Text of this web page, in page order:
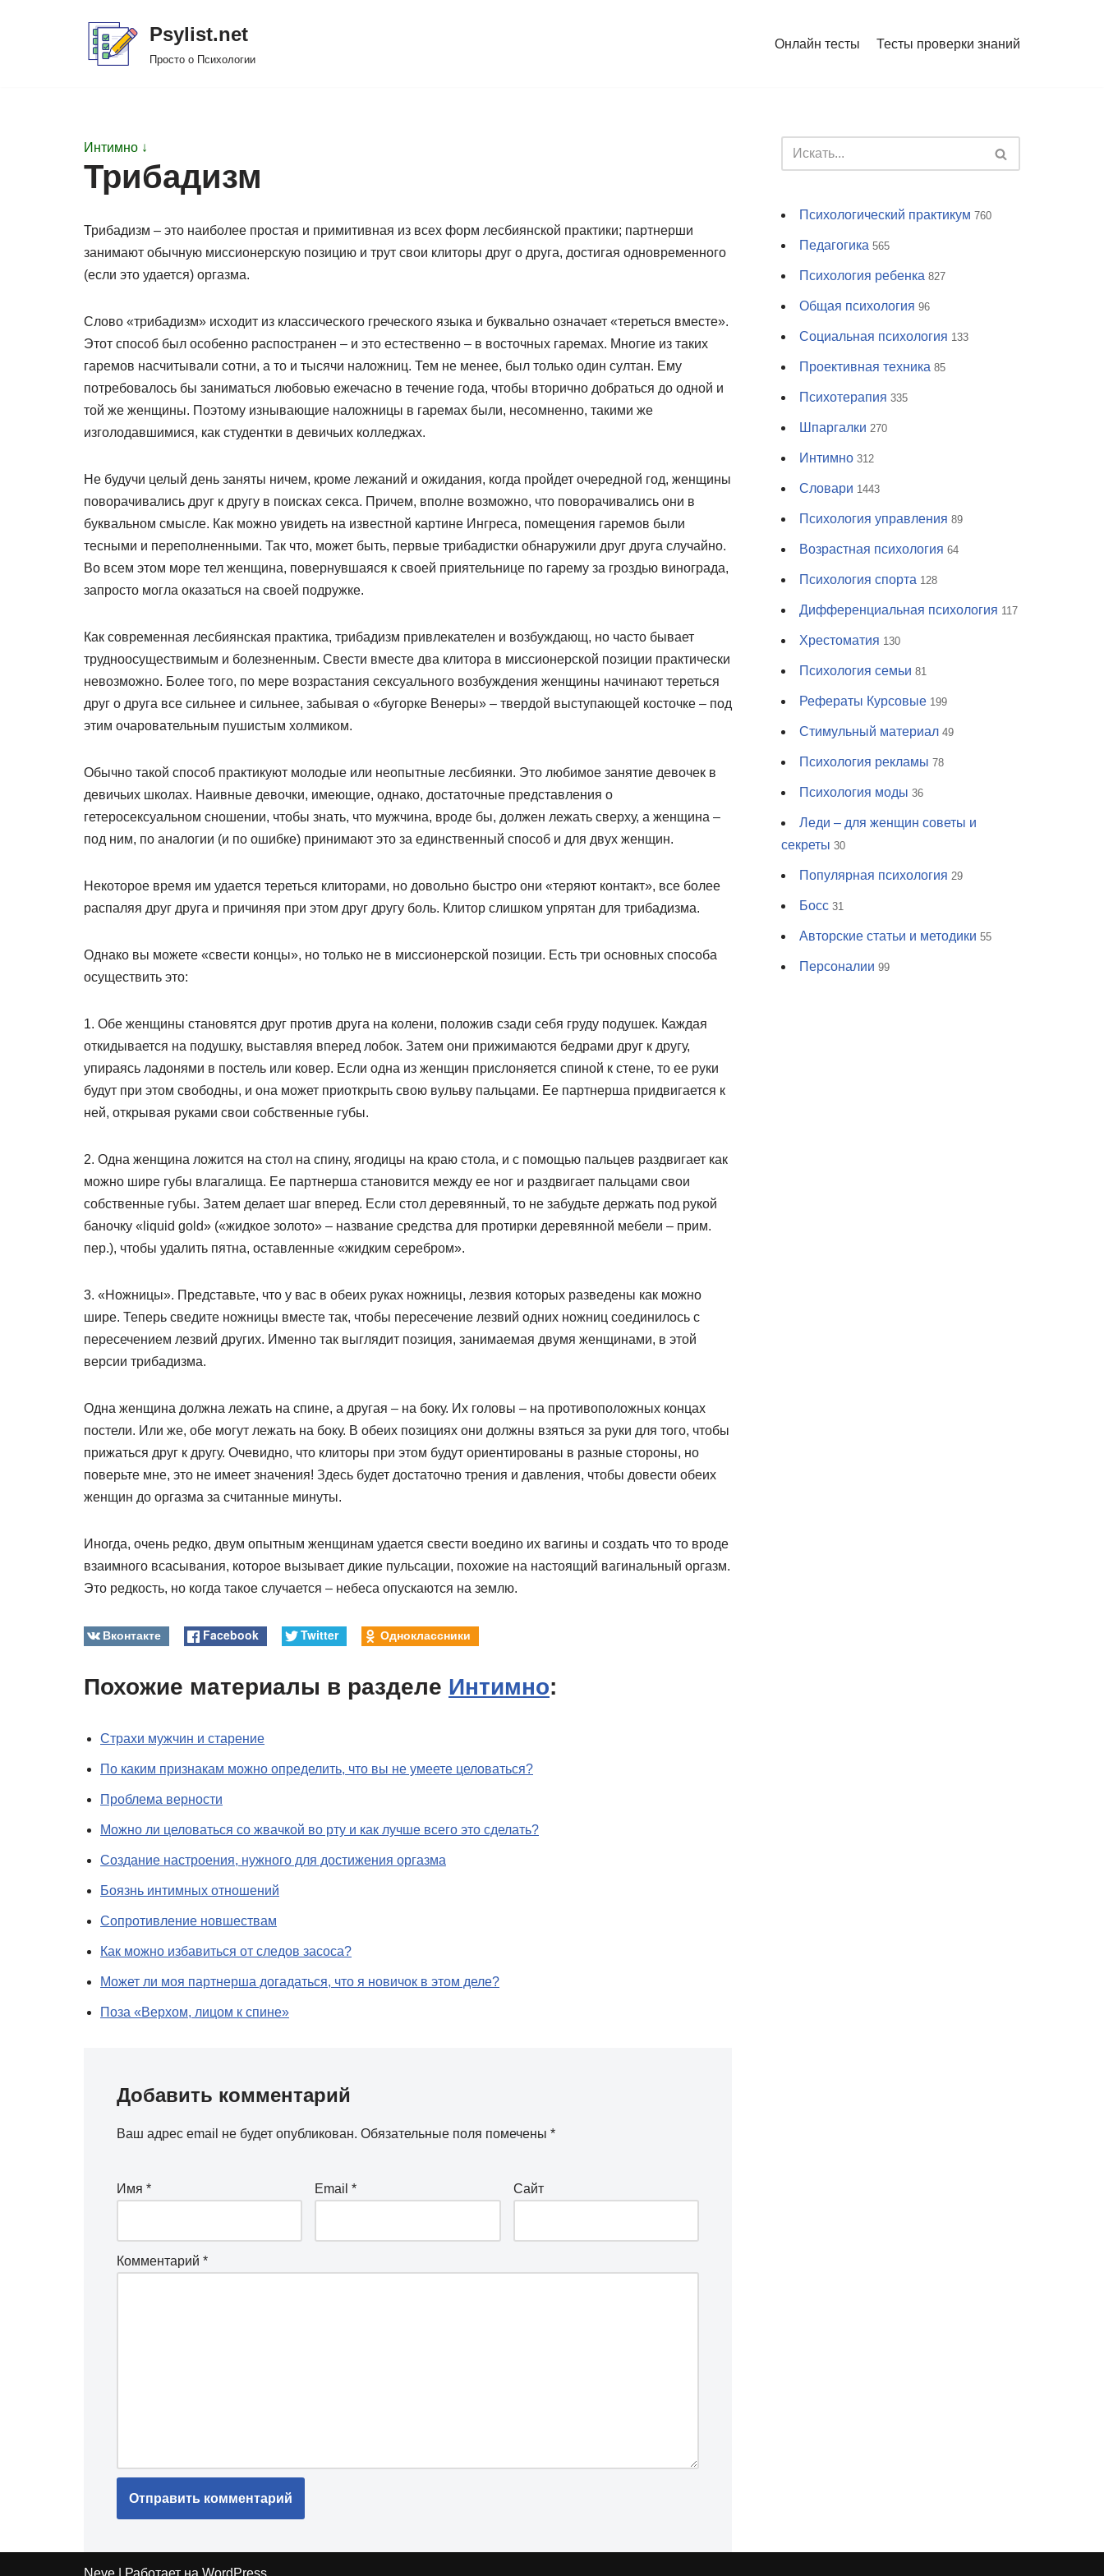
Psylist.net
Просто о Психологии
Онлайн тесты Тесты проверки знаний
Интимно ↓
Трибадизм
Трибадизм – это наиболее простая и примитивная из всех форм лесбиянской практики; партнерши
занимают обычную миссионерскую позицию и трут свои клиторы друг о друга, достигая одновременного
(если это удается) оргазма.
Слово «трибадизм» исходит из классического греческого языка и буквально означает «тереться вместе».
Этот способ был особенно распостранен – и это естественно – в восточных гаремах. Многие из таких
гаремов насчитывали сотни, а то и тысячи наложниц. Тем не менее, был только один султан. Ему
потребовалось бы заниматься любовью ежечасно в течение года, чтобы вторично добраться до одной и
той же женщины. Поэтому изнывающие наложницы в гаремах были, несомненно, такими же
изголодавшимися, как студентки в девичьих колледжах.
Не будучи целый день заняты ничем, кроме лежаний и ожидания, когда пройдет очередной год, женщины
поворачивались друг к другу в поисках секса. Причем, вполне возможно, что поворачивались они в
буквальном смысле. Как можно увидеть на известной картине Ингреса, помещения гаремов были
тесными и переполненными. Так что, может быть, первые трибадистки обнаружили друг друга случайно.
Во всем этом море тел женщина, повернувшаяся к своей приятельнице по гарему за гроздью винограда,
запросто могла оказаться на своей подружке.
Как современная лесбиянская практика, трибадизм привлекателен и возбуждающ, но часто бывает
трудноосуществимым и болезненным. Свести вместе два клитора в миссионерской позиции практически
невозможно. Более того, по мере возрастания сексуального возбуждения женщины начинают тереться
друг о друга все сильнее и сильнее, забывая о «бугорке Венеры» – твердой выступающей косточке – под
этим очаровательным пушистым холмиком.
Обычно такой способ практикуют молодые или неопытные лесбиянки. Это любимое занятие девочек в
девичьих школах. Наивные девочки, имеющие, однако, достаточные представления о
гетеросексуальном сношении, чтобы знать, что мужчина, вроде бы, должен лежать сверху, а женщина –
под ним, по аналогии (и по ошибке) принимают это за единственный способ и для двух женщин.
Некоторое время им удается тереться клиторами, но довольно быстро они «теряют контакт», все более
распаляя друг друга и причиняя при этом друг другу боль. Клитор слишком упрятан для трибадизма.
Однако вы можете «свести концы», но только не в миссионерской позиции. Есть три основных способа
осуществить это:
1. Обе женщины становятся друг против друга на колени, положив сзади себя груду подушек. Каждая
откидывается на подушку, выставляя вперед лобок. Затем они прижимаются бедрами друг к другу,
упираясь ладонями в постель или ковер. Если одна из женщин прислоняется спиной к стене, то ее руки
будут при этом свободны, и она может приоткрыть свою вульву пальцами. Ее партнерша придвигается к
ней, открывая руками свои собственные губы.
2. Одна женщина ложится на стол на спину, ягодицы на краю стола, и с помощью пальцев раздвигает как
можно шире губы влагалища. Ее партнерша становится между ее ног и раздвигает пальцами свои
собственные губы. Затем делает шаг вперед. Если стол деревянный, то не забудьте держать под рукой
баночку «liquid gold» («жидкое золото» – название средства для протирки деревянной мебели – прим.
пер.), чтобы удалить пятна, оставленные «жидким серебром».
3. «Ножницы». Представьте, что у вас в обеих руках ножницы, лезвия которых разведены как можно
шире. Теперь сведите ножницы вместе так, чтобы пересечение лезвий одних ножниц соединилось с
пересечением лезвий других. Именно так выглядит позиция, занимаемая двумя женщинами, в этой
версии трибадизма.
Одна женщина должна лежать на спине, а другая – на боку. Их головы – на противоположных концах
постели. Или же, обе могут лежать на боку. В обеих позициях они должны взяться за руки для того, чтобы
прижаться друг к другу. Очевидно, что клиторы при этом будут ориентированы в разные стороны, но
поверьте мне, это не имеет значения! Здесь будет достаточно трения и давления, чтобы довести обеих
женщин до оргазма за считанные минуты.
Иногда, очень редко, двум опытным женщинам удается свести воедино их вагины и создать что то вроде
взаимного всасывания, которое вызывает дикие пульсации, похожие на настоящий вагинальный оргазм.
Это редкость, но когда такое случается – небеса опускаются на землю.
Вконтакте Facebook Twitter Одноклассники
Похожие материалы в разделе Интимно:
Страхи мужчин и старение
По каким признакам можно определить, что вы не умеете целоваться?
Проблема верности
Можно ли целоваться со жвачкой во рту и как лучше всего это сделать?
Создание настроения, нужного для достижения оргазма
Боязнь интимных отношений
Сопротивление новшествам
Как можно избавиться от следов засоса?
Может ли моя партнерша догадаться, что я новичок в этом деле?
Поза «Верхом, лицом к спине»
Добавить комментарий
Ваш адрес email не будет опубликован. Обязательные поля помечены *
Имя * Email* Сайт
Комментарий *
Психологический практикум 760
Педагогика 565
Психология ребенка 827
Общая психология 96
Социальная психология 133
Проективная техника 85
Психотерапия 335
Шпаргалки 270
Интимно 312
Словари 1443
Психология управления 89
Возрастная психология 64
Психология спорта 128
Дифференциальная психология 117
Хрестоматия 130
Психология семьи 81
Рефераты Курсовые 199
Стимульный материал 49
Психология рекламы 78
Психология моды 36
Леди – для женщин советы и
секреты 30
Популярная психология 29
Босс 31
Авторские статьи и методики 55
Персоналии 99
Neve | Работает на WordPress